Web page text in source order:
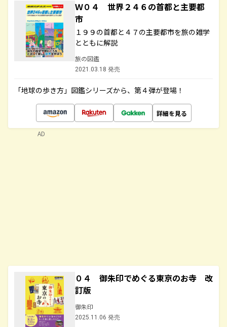
Ｗ０４ 世界２４６の首都と主要都
市
１９９の首都と４７の主要都市を旅の雑学
とともに解説
旅の図鑑
2021.03.18 発売
「地球の歩き方」図鑑シリーズから、第４弾が登場！
詳細を見る
０４ 御朱印でめぐる東京のお寺 改
訂版
御朱印
2025.11.06 発売
AD